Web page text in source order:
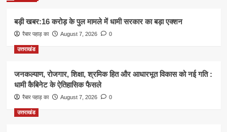
बड़ी खबर:16 करोड़ के पुल मामले में धामी सरकार का बड़ा एक्शन
रैबार पहाड़ का August 7, 2026 0
उत्तराखंड
जनकल्याण, रोजगार, शिक्षा, श्रमिक हित और आधारभूत विकास को नई गति :
धामी कैबिनेट के ऐतिहासिक फैसले
रैबार पहाड़ का August 7, 2026 0
उत्तराखंड